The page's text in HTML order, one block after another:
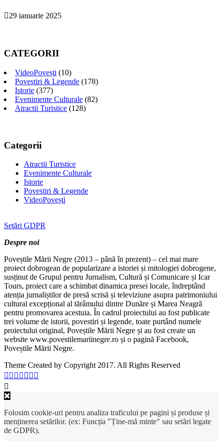
29 ianuarie 2025
CATEGORII
VideoPovești (10)
Povestiri & Legende (178)
Istorie (377)
Evenimente Culturale (82)
Atractii Turistice (128)
Categorii
Atractii Turistice
Evenimente Culturale
Istorie
Povestiri & Legende
VideoPovești
Setări GDPR
Despre noi
Poveștile Mării Negre (2013 – până în prezent) – cel mai mare
proiect dobrogean de popularizare a istoriei și mitologiei dobrogene,
susținut de Grupul pentru Jurnalism, Cultură și Comunicare și Icar
Tours, proiect care a schimbat dinamica presei locale, îndreptând
atenția jurnaliștilor de presă scrisă și televiziune asupra patrimoniului
cultural excepțional al tărâmului dintre Dunăre și Marea Neagră
pentru promovarea acestuia. În cadrul proiectului au fost publicate
trei volume de istorii, povestiri și legende, toate purtând numele
proiectului original, Poveștile Mării Negre și au fost create un
website www.povestilemariinegre.ro și o pagină Facebook,
Poveștile Mării Negre.
Theme Created by Copyright 2017. All Rights Reserved
Folosim cookie-uri pentru analiza traficului pe pagini și produse și
menținerea setărilor. (ex: Funcția "Ține-mă minte" sau setări legate
de GDPR).